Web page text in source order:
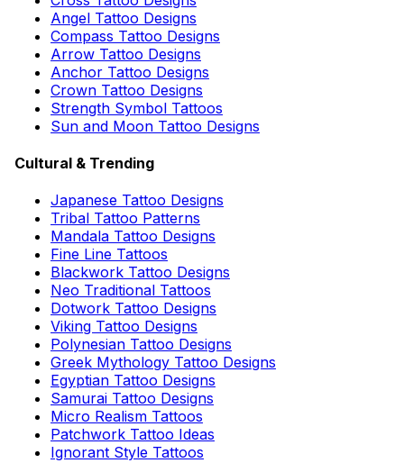
Angel Tattoo Designs
Compass Tattoo Designs
Arrow Tattoo Designs
Anchor Tattoo Designs
Crown Tattoo Designs
Strength Symbol Tattoos
Sun and Moon Tattoo Designs
Cultural & Trending
Japanese Tattoo Designs
Tribal Tattoo Patterns
Mandala Tattoo Designs
Fine Line Tattoos
Blackwork Tattoo Designs
Neo Traditional Tattoos
Dotwork Tattoo Designs
Viking Tattoo Designs
Polynesian Tattoo Designs
Greek Mythology Tattoo Designs
Egyptian Tattoo Designs
Samurai Tattoo Designs
Micro Realism Tattoos
Patchwork Tattoo Ideas
Ignorant Style Tattoos